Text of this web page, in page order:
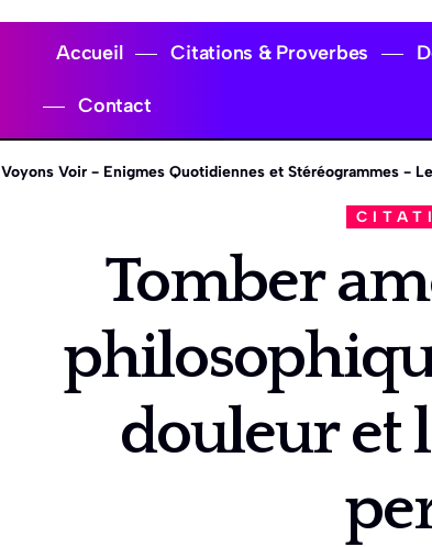
Accueil Citations & Proverbes
Contact
Voyons Voir - Enigmes Quotidiennes et Stéréogrammes -
Tomber
douleur et